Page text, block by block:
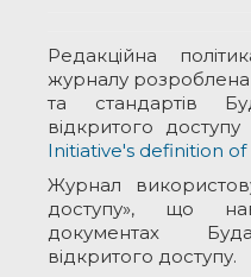
Редакційна
журналу
та стандартів
відкритого доступу
Initiative's definition
Журнал
доступу», що
документах
відкритого доступу.